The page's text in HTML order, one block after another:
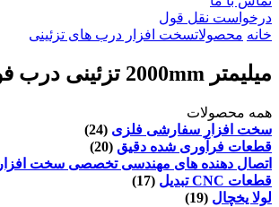
درخواست نقل قول
خانه محصولاتسخت افزار درب های تزئینی
میلیمتر 2000mm تزئینی درب فولاد ضد زنگ چوب کشویی انبار
همه محصولات
سخت افزار سفارشی فلزی (24)
قطعات فرآوری شده دقیق (20)
اتصال دهنده های مهندسی تخصصی سخت افزار
قطعات CNC تبدیل
(17)
لولا یخچال (19)